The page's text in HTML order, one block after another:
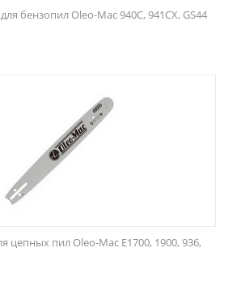
бензопил Oleo-Mac 940C, 941СХ, GS44
цепных пил Oleo-Mac E1700, 1900, 936,